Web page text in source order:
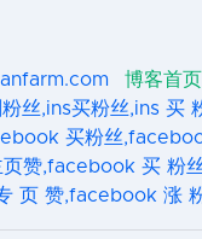
博客首页
丝,ins买粉丝,ins 买
买粉丝
赞,facebook 买 粉
页 赞,facebook 涨